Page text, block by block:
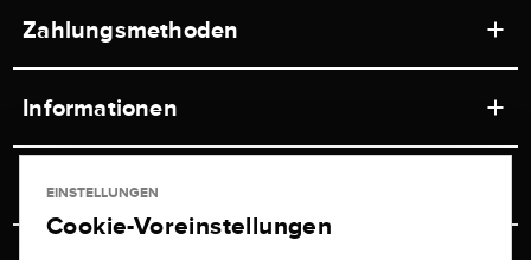
Zahlungsmethoden
Informationen
Ladengeschäft
Service
EINSTELLUNGEN
Cookie-Voreinstellungen